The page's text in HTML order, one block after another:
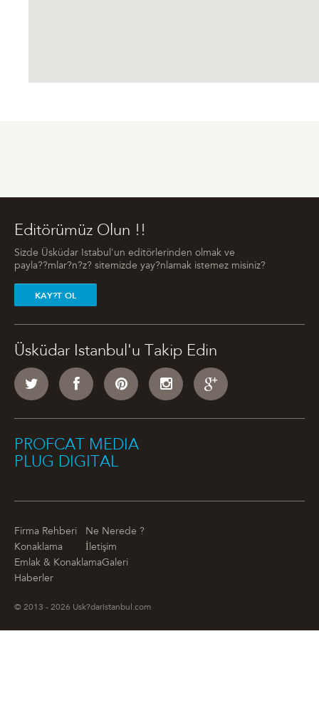
Editörümüz Olun !!
Sizde Üsküdar Istabul'un editörlerinden olmak ve
payla??mlar?n?z? sitemizde yay?nlamak istemez misiniz?
KAY?T OL
Üsküdar Istanbul'u Takip Edin
PROFCAT MEDIA
PLUG DIGITAL
Firma Rehberi
Ne Nerede ?
Konaklama
İletişim
Emlak & KonaklamaGaleri
Haberler
© 2013 - 2026 Usk?darIstanbul.com